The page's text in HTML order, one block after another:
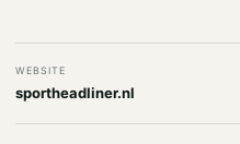
WEBSITE
sportheadliner.nl